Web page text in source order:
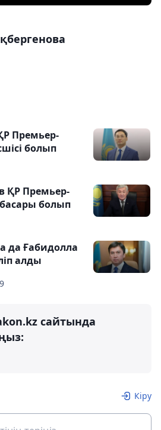
Премьер-
болып
ҚР Премьер-
болып
да Ғабидолла
алды
сайтында
Кіру